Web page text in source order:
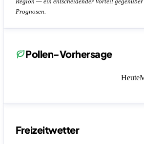
Prognosen.
Pollen-Vorhersage
Heute
Freizeitwetter